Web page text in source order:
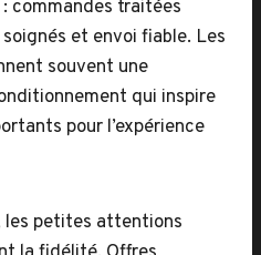
: commandes traitées
et envoi fiable. Les
souvent une
qui inspire
pour l’expérience
les petites attentions